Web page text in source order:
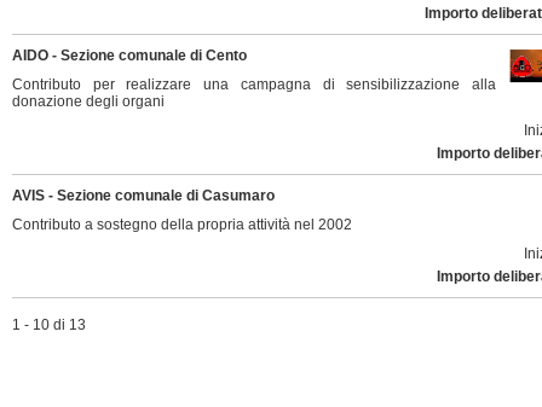
Importo
AIDO - Sezione comunale di Cento
Contributo per realizzare una campagna di sensibilizzazione alla
donazione degli organi
Importo
AVIS - Sezione comunale di Casumaro
Contributo a sostegno della propria attività nel 2002
Importo
1 - 10 di 13